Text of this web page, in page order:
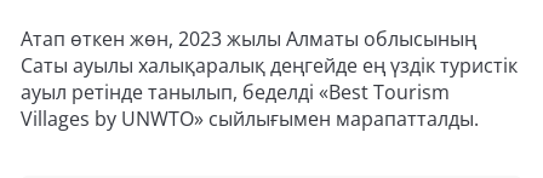
Атап өткен жөн, 2023 жылы Алматы облысының
Саты ауылы халықаралық деңгейде ең үздік туристік
ауыл ретінде танылып, беделді «Best Tourism
Villages by UNWTO» сыйлығымен марапатталды.